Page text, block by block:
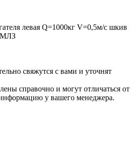
левая Q=1000кг V=0,5м/с шкив
МЛЗ
свяжутся с вами и уточнят
справочно и могут отличаться от
у вашего менеджера.